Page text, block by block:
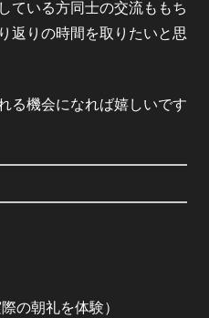
ている方同士の交流ももち
返りの時間を取りたいと思
る機会になれば嬉しいです
の朝礼を体験）